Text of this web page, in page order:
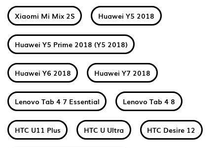
Xiaomi Mi Mix 2S Huawei Y5 2018
Huawei Y5 Prime 2018 (Y5 2018)
Huawei Y6 2018 Huawei Y7 2018
Lenovo Tab 4 7 Essential Lenovo Tab 4 8
HTC U11 Plus HTC U Ultra HTC Desire 12